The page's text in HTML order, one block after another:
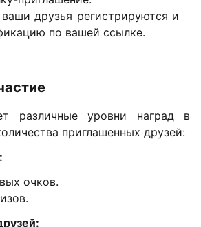
друзья регистрируются и
по вашей ссылке.
различные уровни наград в
приглашенных друзей:
очков.